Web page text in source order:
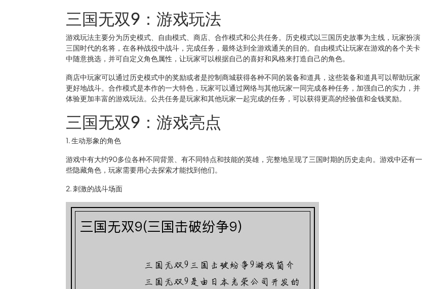
三国无双9：游戏玩法
游戏玩法主要分为历史模式、自由模式、商店、合作模式和公共任务。历史模式以三国历史故事为主线，玩家扮演
三国时代的名将，在各种战役中战斗，完成任务，最终达到全游戏通关的目的。自由模式让玩家在游戏的各个关卡
中随意挑选，并可自定义角色属性，让玩家可以根据自己的喜好和风格来打造自己的角色。
商店中玩家可以通过历史模式中的奖励或者是控制商城获得各种不同的装备和道具，这些装备和道具可以帮助玩家
更好地战斗。合作模式是本作的一大特色，玩家可以通过网络与其他玩家一同完成各种任务，加强自己的实力，并
体验更加丰富的游戏玩法。公共任务是玩家和其他玩家一起完成的任务，可以获得更高的经验值和金钱奖励。
三国无双9：游戏亮点
1. 生动形象的角色
游戏中有大约90多位各种不同背景、有不同特点和技能的英雄，完整地呈现了三国时期的历史走向。游戏中还有一
些隐藏角色，玩家需要用心去探索才能找到他们。
2. 刺激的战斗场面